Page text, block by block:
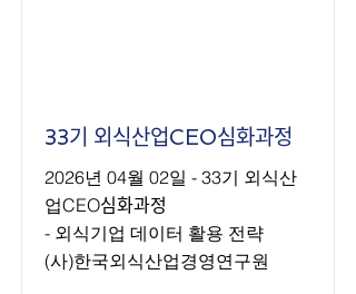
33기 외식산업CEO심화과정
2026년 04월 02일 - 33기 외식산
업CEO심화과정
- 외식기업 데이터 활용 전략
(사)한국외식산업경영연구원